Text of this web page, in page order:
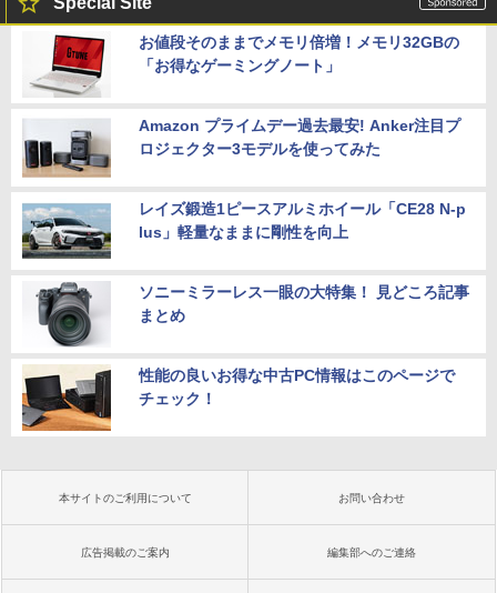
お値段そのままでメモリ倍増！メモリ32GBの
「お得なゲーミングノート」
Amazon プライムデー過去最安! Anker注目プ
ロジェクター3モデルを使ってみた
レイズ鍛造1ピースアルミホイール「CE28 N-p
lus」軽量なままに剛性を向上
ソニーミラーレス一眼の大特集！ 見どころ記事
まとめ
性能の良いお得な中古PC情報はこのページで
チェック！
本サイトのご利用について お問い合わせ
広告掲載のご案内 編集部へのご連絡